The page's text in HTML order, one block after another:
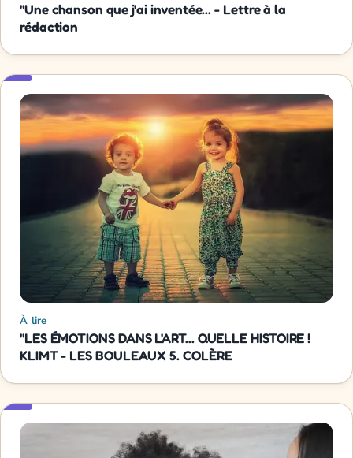
"Une chanson que j'ai inventée... - Lettre à la
rédaction
À lire
"LES ÉMOTIONS DANS L'ART... QUELLE HISTOIRE !
KLIMT - LES BOULEAUX 5. COLÈRE